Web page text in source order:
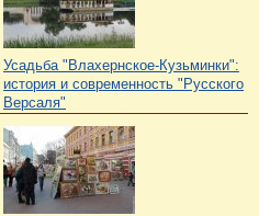
Усадьба "Влахернское-Кузьминки":
история и современность "Русского
Версаля"